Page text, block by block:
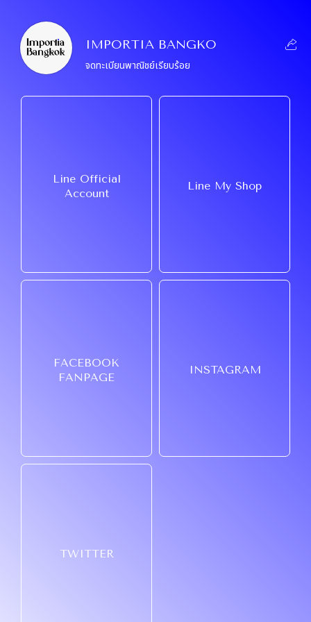
IMPORTIA BANGKO
จดทะเบียนพาณิชย์เรียบร้อย
Line Official
Account
Line My Shop
FACEBOOK
FANPAGE
INSTAGRAM
TWITTER